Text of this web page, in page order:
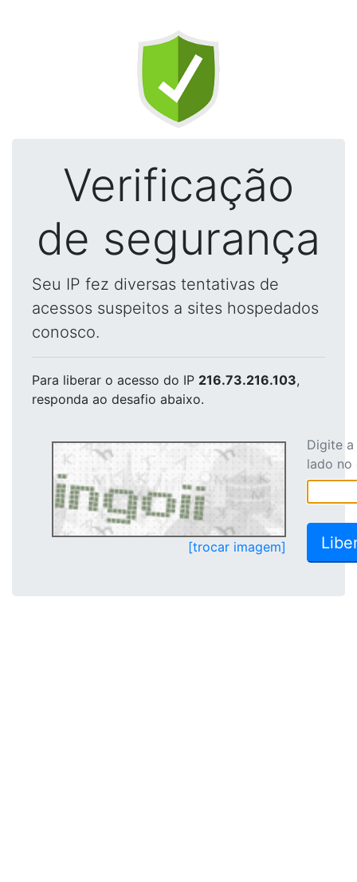
Verificação
de segurança
Seu IP fez diversas tentativas de
acessos suspeitos a sites hospedados
conosco.
Para liberar o acesso do IP 216.73.216.103,
responda ao desafio abaixo.
[trocar imagem]
Digite
lado no